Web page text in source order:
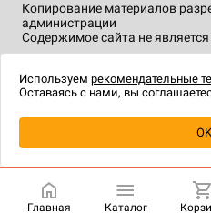
Копирование материалов
администрации
Содержимое сайта не
технологии.
Главная Каталог
Используем рекомендательные
Оставаясь с нами, вы
OK